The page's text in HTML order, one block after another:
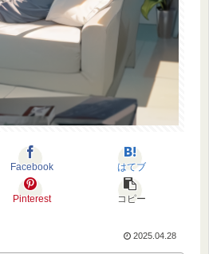
Facebook はてブ
Pinterest コピー
2025.04.28